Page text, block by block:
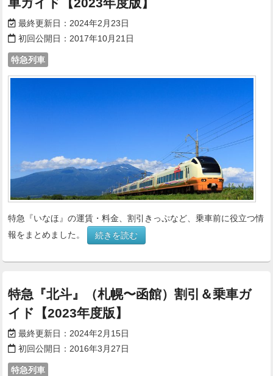
最終更新日： 2024年2月23日
初回公開日： 2017年10月21日
特急列車
特急『いなほ』の運賃・料金、割引きっぷなど、乗車前に役立つ情
報をまとめました。
続きを読む
特急『北斗』（札幌〜函館）割引＆乗車ガ
イド【2023年度版】
最終更新日： 2024年2月15日
初回公開日： 2016年3月27日
特急列車